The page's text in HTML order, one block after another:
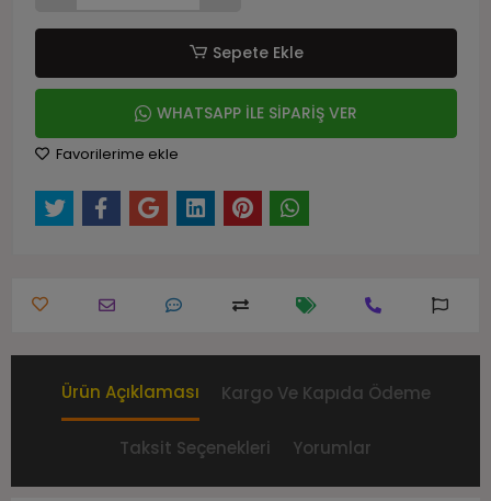
Sepete Ekle
WHATSAPP İLE SİPARİŞ VER
Favorilerime ekle
Ürün Açıklaması Kargo Ve Kapıda Ödeme
Taksit Seçenekleri Yorumlar